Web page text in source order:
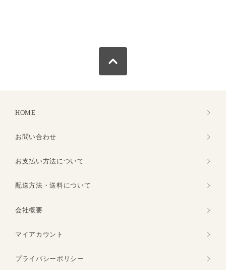
HOME
お問い合わせ
お支払い方法について
配送方法・送料について
会社概要
マイアカウント
プライバシーポリシー